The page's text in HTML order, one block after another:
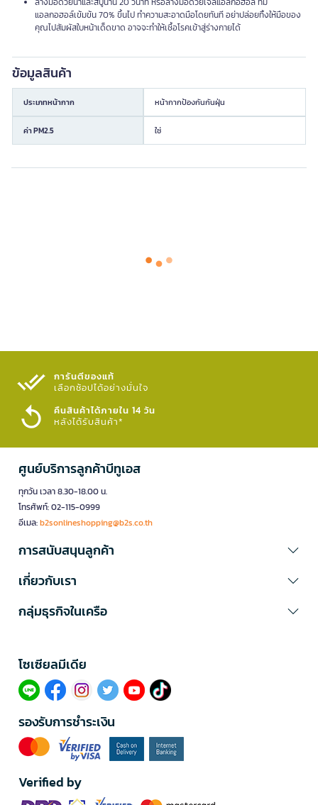
แอลกอฮอล์เข้มข้น 70% ขึ้นไป ทำความสะอาดมือโดยทันที อย่าปล่อยทิ้งให้มือของ
คุณไปสัมผัสใบหน้าเด็ดขาด อาจจะทำให้เชื้อโรคเข้าสู่ร่างกายได้
ข้อมูลสินค้า
ประเภทหน้ากาก หน้ากากป้องกันกันฝุ่น
ค่า PM2.5 ใช่
การันตีของแท้
เลือกช้อปได้อย่างมั่นใจ​
คืนสินค้าได้ภายใน 14 วัน
หลังได้รับสินค้า*
ศูนย์บริการลูกค้าบีทูเอส
ทุกวัน เวลา 8.30-18.00 น.
โทรศัพท์: 02-115-0999
อีเมล:b2sonlineshopping@b2s.co.th
การสนับสนุนลูกค้า
เกี่ยวกับเรา
กลุ่มธุรกิจในเครือ
โซเซียลมีเดีย​
รองรับการชำระเงิน
Verified by